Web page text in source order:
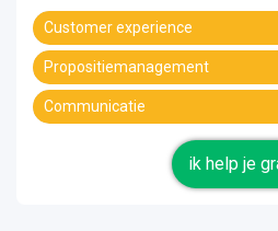
Customer experience
Propositiemanagement
Communicatie
ik help je